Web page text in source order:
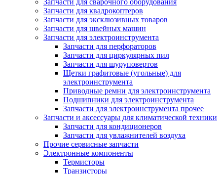
Запчасти для сварочного оборудования
Запчасти для квадрокоптеров
Запчасти для эксклюзивных товаров
Запчасти для швейных машин
Запчасти для электроинструмента
Запчасти для перфораторов
Запчасти для циркулярных пил
Запчасти для шуруповертов
Щетки графитовые (угольные) для
электроинструмента
Приводные ремни для электроинструмента
Подшипники для электроинструмента
Запчасти для электроинструмента прочее
Запчасти и аксессуары для климатической техники
Запчасти для кондиционеров
Запчасти для увлажнителей воздуха
Прочие сервисные запчасти
Электронные компоненты
Термисторы
Транзисторы